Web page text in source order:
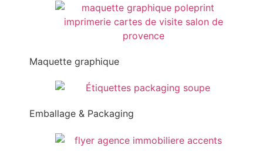
Maquette graphique
Emballage & Packaging